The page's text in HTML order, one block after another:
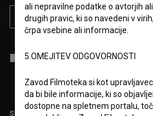
Sprejemamsplošne pogojein dajem
Sledite nam na:
ali nepravilne podatke o avtorjih
drugih pravic, ki so navedeni v
črpa vsebine ali informacije.
5.OMEJITEV ODGOVORNOSTI
Zavod Filmoteka si kot
da bi bile informacije, ki so
dostopne na spletnem portalu,